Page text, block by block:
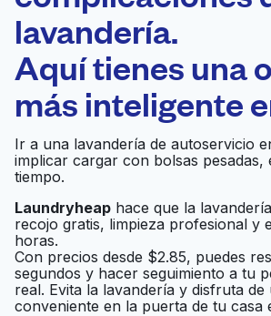
0 min
Recojo y entrega
casa
clean carpet service Ir
Service
Ir
lavandería.
Aquí tienes una
más inteligente
Ir a una lavandería de autoservicio
implicar cargar con bolsas
tiempo.
Laundryheap hace que la
recojo gratis, limpieza profesional y
horas.
Con precios desde $2.85, puedes
segundos y hacer seguimiento a tu
real. Evita la lavandería y disfruta de
conveniente en la puerta de tu casa